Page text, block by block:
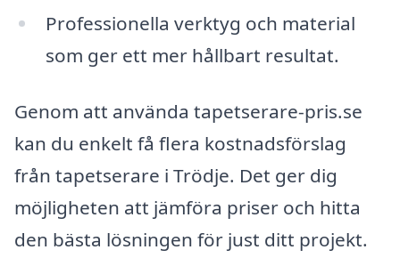
Professionella verktyg och material
som ger ett mer hållbart resultat.
Genom att använda tapetserare-pris.se
kan du enkelt få flera kostnadsförslag
från tapetserare i Trödje. Det ger dig
möjligheten att jämföra priser och hitta
den bästa lösningen för just ditt projekt.